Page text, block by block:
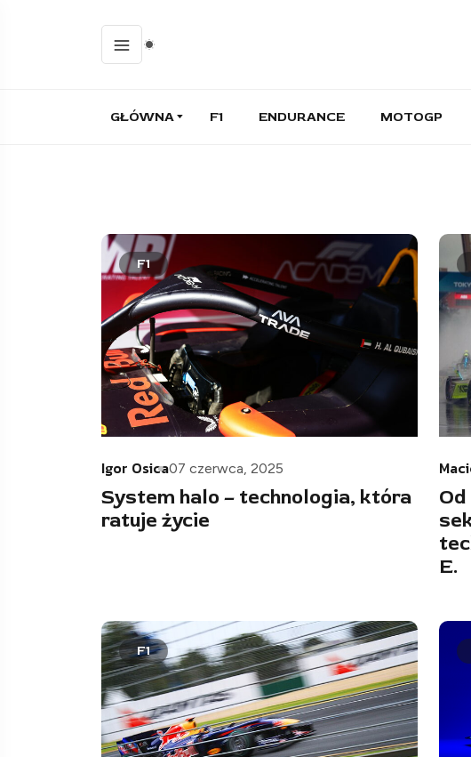
GŁÓWNA F1 ENDURANCE MOTOGP
F1
Igor Osica07 czerwca, 2025
System halo – technologia, która
ratuje życie
E.
F1